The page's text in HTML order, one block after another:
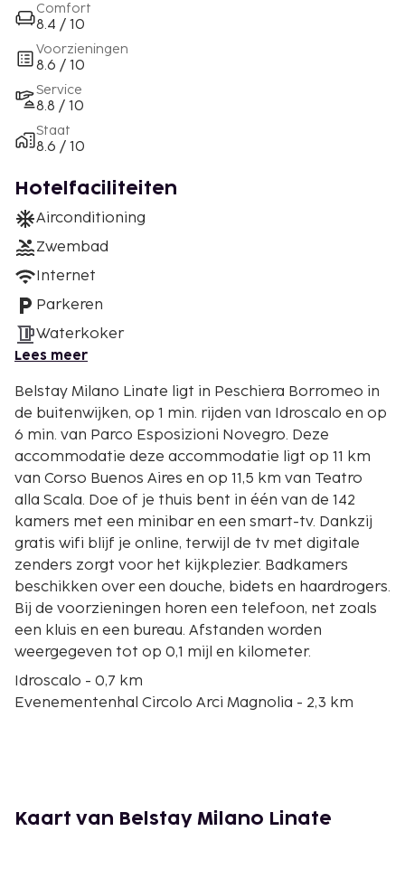
Comfort
8.4 / 10
Voorzieningen
8.6 / 10
Service
8.8 / 10
Staat
8.6 / 10
Hotelfaciliteiten
Airconditioning
Zwembad
Internet
Parkeren
Waterkoker
Lees meer
Belstay Milano Linate ligt in Peschiera Borromeo in
de buitenwijken, op 1 min. rijden van Idroscalo en op
6 min. van Parco Esposizioni Novegro. Deze
accommodatie deze accommodatie ligt op 11 km
van Corso Buenos Aires en op 11,5 km van Teatro
alla Scala. Doe of je thuis bent in één van de 142
kamers met een minibar en een smart-tv. Dankzij
gratis wifi blijf je online, terwijl de tv met digitale
zenders zorgt voor het kijkplezier. Badkamers
beschikken over een douche, bidets en haardrogers.
Bij de voorzieningen horen een telefoon, net zoals
een kluis en een bureau. Afstanden worden
weergegeven tot op 0,1 mijl en kilometer.
Idroscalo - 0,7 km
Evenementenhal Circolo Arci Magnolia - 2,3 km
Piazza Aspromonte - 10,5 km
Kaart van Belstay Milano Linate